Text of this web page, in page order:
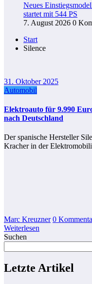
Neues
startet mit 544 PS
7. August 2026 0
Start
Silence
31. Oktober 2025
Automobil
Elektroauto für 9.990
nach Deutschland
Der spanische Hersteller
Kracher in der
Marc Kreuzner 0
Weiterlesen
Suchen
Letzte Artikel